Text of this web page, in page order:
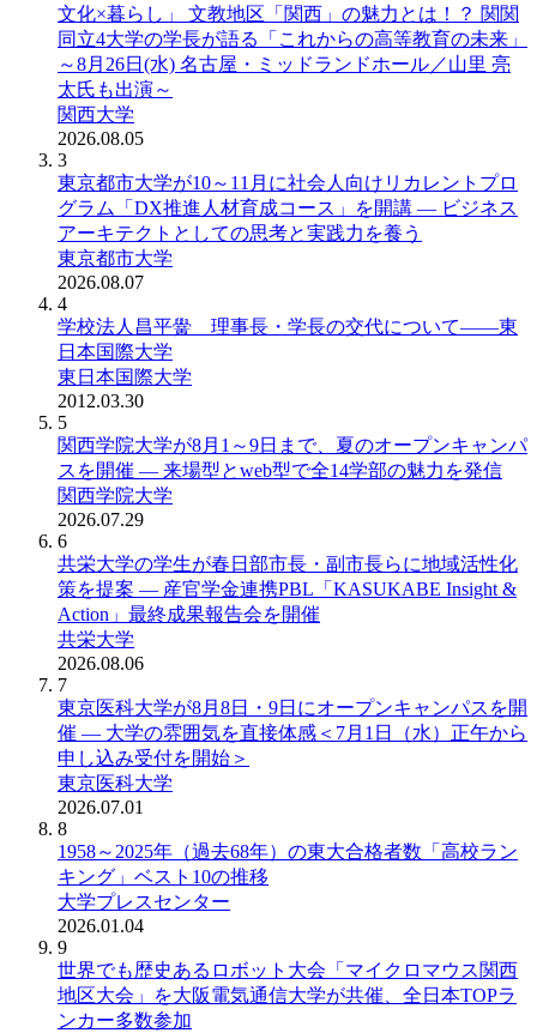
文化×暮らし」 文教地区「関西」の魅力とは！？ 関関
同立4大学の学長が語る「これからの高等教育の未来」
～8月26日(水) 名古屋・ミッドランドホール／山里 亮
太氏も出演～
関西大学
2026.08.05
3
東京都市大学が10～11月に社会人向けリカレントプロ
グラム「DX推進人材育成コース」を開講 ― ビジネス
アーキテクトとしての思考と実践力を養う
東京都市大学
2026.08.07
4
学校法人昌平黌 理事長・学長の交代について――東
日本国際大学
東日本国際大学
2012.03.30
5
関西学院大学が8月1～9日まで、夏のオープンキャンパ
スを開催 ― 来場型とweb型で全14学部の魅力を発信
関西学院大学
2026.07.29
6
共栄大学の学生が春日部市長・副市長らに地域活性化
策を提案 ― 産官学金連携PBL「KASUKABE Insight &
Action」最終成果報告会を開催
共栄大学
2026.08.06
7
東京医科大学が8月8日・9日にオープンキャンパスを開
催 ― 大学の雰囲気を直接体感＜7月1日（水）正午から
申し込み受付を開始＞
東京医科大学
2026.07.01
8
1958～2025年（過去68年）の東大合格者数「高校ラン
キング」ベスト10の推移
大学プレスセンター
2026.01.04
9
世界でも歴史あるロボット大会「マイクロマウス関西
地区大会」を大阪電気通信大学が共催、全日本TOPラ
ンカー多数参加